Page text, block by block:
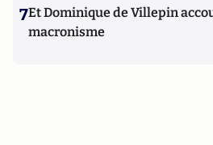
7Et Dominique de Villepin
macronisme